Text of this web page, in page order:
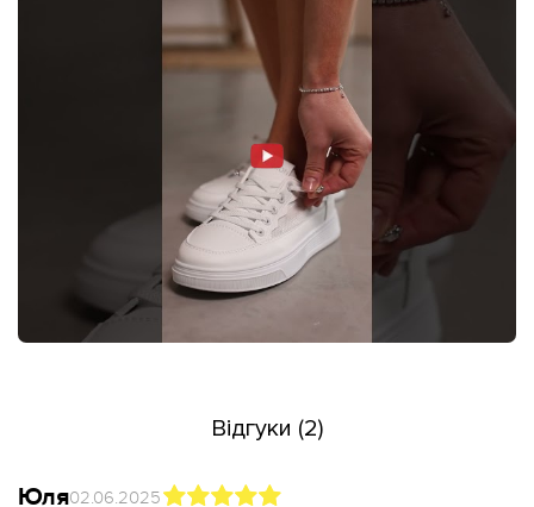
Відгуки (2)
Юля02.06.2025